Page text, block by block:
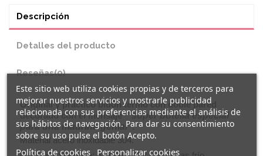
Descripción
Detalles del producto
Reseñas(0)
Original y prácticobidón termocon doble pared
decorado con el mensaje"super botella especial
para una madrina genial".
Material acero inoxidable 304.
Este sitio web utiliza cookies propias y de terceros para
mejorar nuestros servicios y mostrarle publicidad
relacionada con sus preferencias mediante el análisis de
sus hábitos de navegación. Para dar su consentimiento
sobre su uso pulse el botón Acepto.
Política de cookies Personalizar cookies